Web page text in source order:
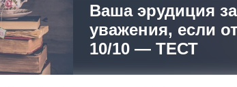
Ваша эрудиция
уважения, если
10/10 — ТЕСТ